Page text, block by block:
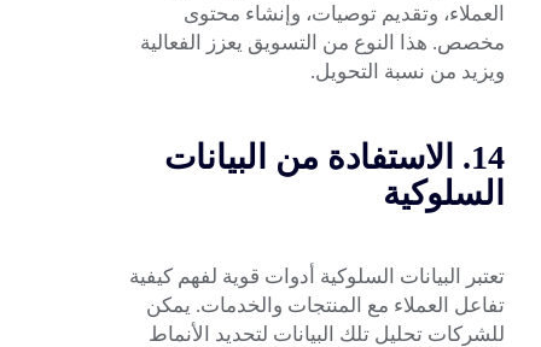
العملاء، وتقديم توصيات، وإنشاء محتوى
مخصص. هذا النوع من التسويق يعزز الفعالية
ويزيد من نسبة التحويل.
14. الاستفادة من البيانات
السلوكية
تعتبر البيانات السلوكية أدوات قوية لفهم كيفية
تفاعل العملاء مع المنتجات والخدمات. يمكن
للشركات تحليل تلك البيانات لتحديد الأنماط